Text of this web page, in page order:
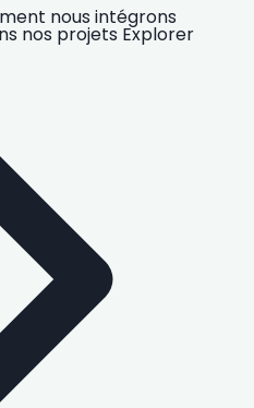
nous intégrons
nos projets Explorer